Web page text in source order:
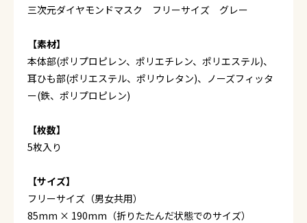
三次元ダイヤモンドマスク フリーサイズ グレー
【素材】
本体部(ポリプロピレン、ポリエチレン、ポリエステル)、
耳ひも部(ポリエステル、ポリウレタン)、ノーズフィッタ
ー(鉄、ポリプロピレン)
【枚数】
5枚入り
【サイズ】
フリーサイズ（男女共用）
85mm × 190mm（折りたたんだ状態でのサイズ）